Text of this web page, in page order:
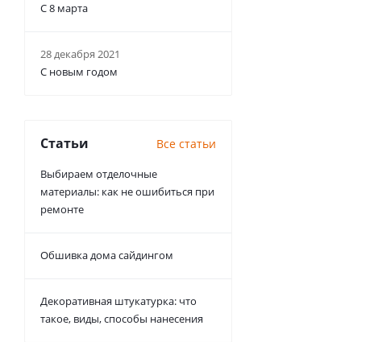
С 8 марта
28 декабря 2021
С новым годом
Статьи Все статьи
Выбираем отделочные
материалы: как не ошибиться при
ремонте
Обшивка дома сайдингом
Декоративная штукатурка: что
такое, виды, способы нанесения